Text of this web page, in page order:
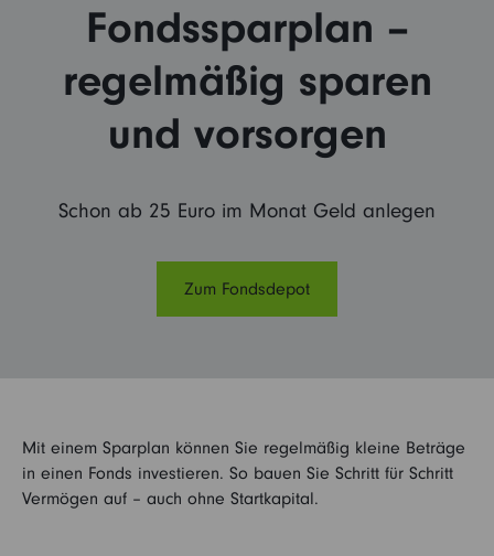
Privatanleger
Vertriebspartner
FFB (Berater)
Kontakt
Fondssparplan –
regelmäßig sparen
und vorsorgen
Schon ab 25 Euro im Monat Geld anlegen
Zum Fondsdepot
Mit einem Sparplan können Sie regelmäßig kleine Beträge
in einen Fonds investieren. So bauen Sie Schritt für Schritt
Vermögen auf – auch ohne Startkapital.